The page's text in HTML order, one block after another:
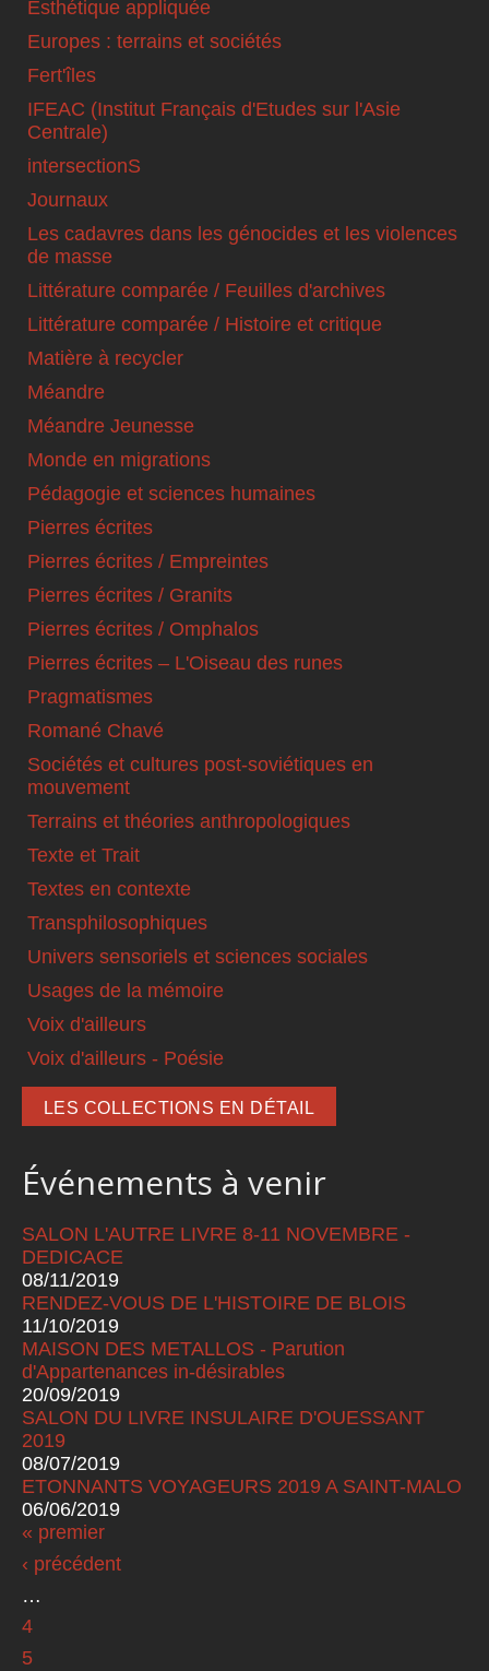
Esthétique appliquée
Europes : terrains et sociétés
Fert'îles
IFEAC (Institut Français d'Etudes sur l'Asie
Centrale)
intersectionS
Journaux
Les cadavres dans les génocides et les violences
de masse
Littérature comparée / Feuilles d'archives
Littérature comparée / Histoire et critique
Matière à recycler
Méandre
Méandre Jeunesse
Monde en migrations
Pédagogie et sciences humaines
Pierres écrites
Pierres écrites / Empreintes
Pierres écrites / Granits
Pierres écrites / Omphalos
Pierres écrites – L'Oiseau des runes
Pragmatismes
Romané Chavé
Sociétés et cultures post-soviétiques en
mouvement
Terrains et théories anthropologiques
Texte et Trait
Textes en contexte
Transphilosophiques
Univers sensoriels et sciences sociales
Usages de la mémoire
Voix d'ailleurs
Voix d'ailleurs - Poésie
LES COLLECTIONS EN DÉTAIL
Événements à venir
SALON L'AUTRE LIVRE 8-11 NOVEMBRE -
DEDICACE
08/11/2019
RENDEZ-VOUS DE L'HISTOIRE DE BLOIS
11/10/2019
MAISON DES METALLOS - Parution
d'Appartenances in-désirables
20/09/2019
SALON DU LIVRE INSULAIRE D'OUESSANT
2019
08/07/2019
ETONNANTS VOYAGEURS 2019 A SAINT-MALO
06/06/2019
Pages
« premier
‹ précédent
…
4
5